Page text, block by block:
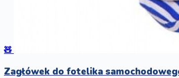
🧸
Zagłówek do fotelika